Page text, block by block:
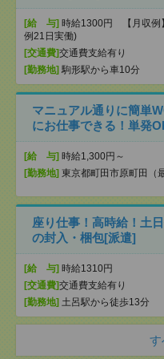
[給 与] 時給1300円 【月収例
例21日実働)
[交通費]交通費支給有り
[勤務地] 駒形駅から車10分
マニュアル通りに簡単
にお仕事できる！単発
[給 与] 時給1,300円～
[勤務地] 東京都町田市原町田（
座り仕事！高時給！土
の封入・梱包[派遣]
[給 与] 時給1310円
[交通費]交通費支給有り
[勤務地] 土呂駅から徒歩13分
す